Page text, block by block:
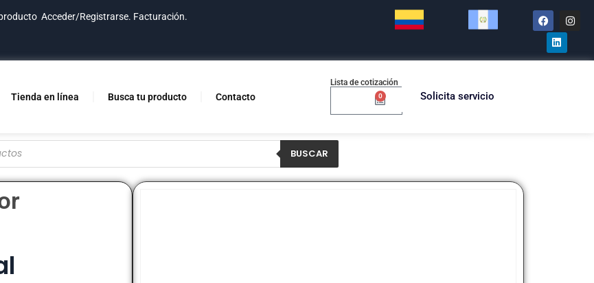
Acceder/Registrarse. Facturación.
Tienda en línea Busca tu producto Contacto
Lista de cotización
0 Solicita servicio
BUSCAR